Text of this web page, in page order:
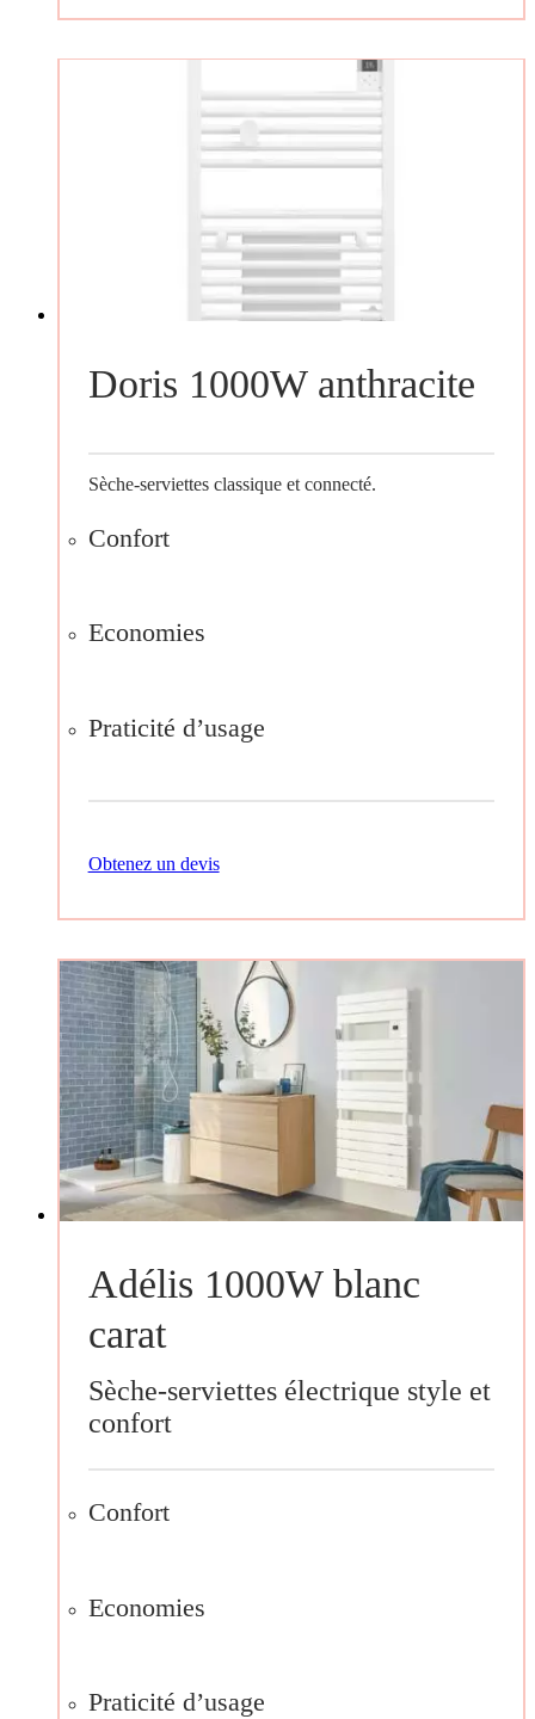
Doris 1000W anthracite
Sèche-serviettes classique et connecté.
Confort
Economies
Praticité d’usage
Obtenez un devis
Adélis 1000W blanc
carat
Sèche-serviettes électrique style et
confort
Confort
Economies
Praticité d’usage